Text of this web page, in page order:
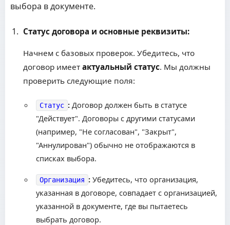
выбора в документе.
Статус договора и основные реквизиты:
Начнем с базовых проверок. Убедитесь, что
договор имеет актуальный статус. Мы должны
проверить следующие поля:
Статус : Договор должен быть в статусе
"Действует". Договоры с другими статусами
(например, "Не согласован", "Закрыт",
"Аннулирован") обычно не отображаются в
списках выбора.
Организация : Убедитесь, что организация,
указанная в договоре, совпадает с организацией,
указанной в документе, где вы пытаетесь
выбрать договор.